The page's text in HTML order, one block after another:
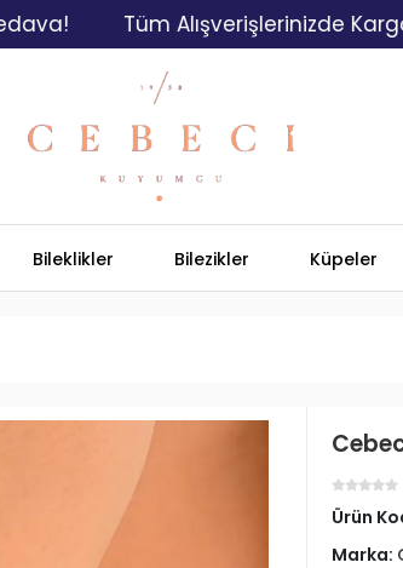
Tüm Alışverişlerinizde Kargo
Bileklikler Bilezikler Küpeler
Ürün
Marka: